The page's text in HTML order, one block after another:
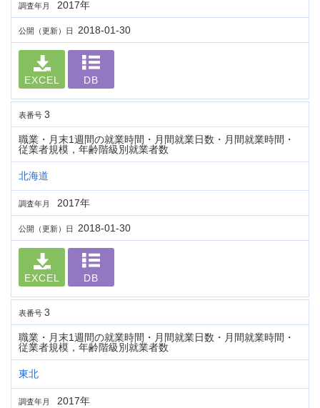
調査年月 2017年
公開（更新）日 2018-01-30
EXCEL DB
表番号 3
職業・月末1週間の就業時間・月間就業日数・月間就業時間・
従業者規模，年齢階級別就業者数
北海道
調査年月 2017年
公開（更新）日 2018-01-30
EXCEL DB
表番号 3
職業・月末1週間の就業時間・月間就業日数・月間就業時間・
従業者規模，年齢階級別就業者数
東北
調査年月 2017年